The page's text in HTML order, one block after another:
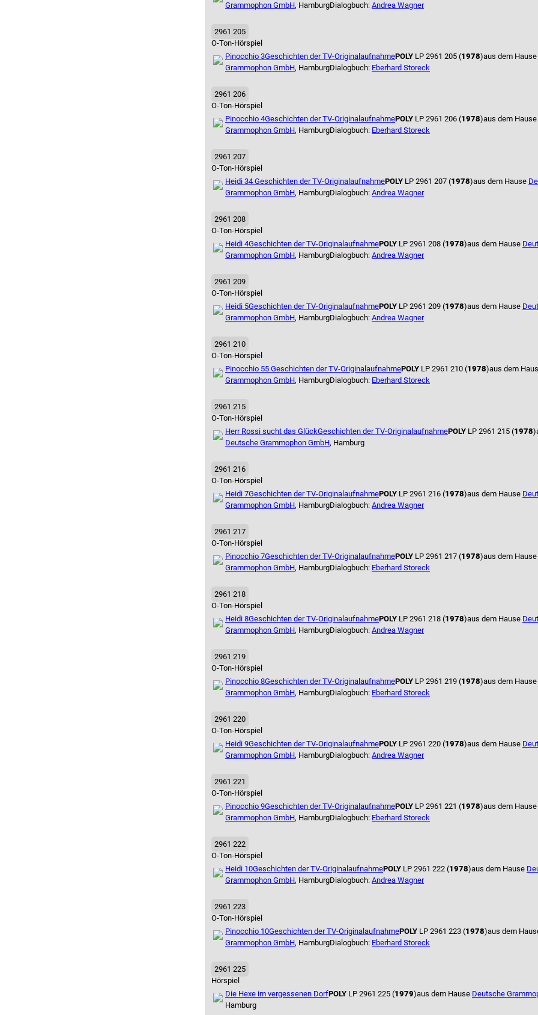
Grammophon GmbH, HamburgDialogbuch: Andrea Wagner
2961 205
O-Ton-Hörspiel
Pinocchio 3Geschichten der TV-OriginalaufnahmePOLY LP 2961 205 (1978)aus dem Hause
Grammophon GmbH, HamburgDialogbuch: Eberhard Storeck
2961 206
O-Ton-Hörspiel
Pinocchio 4Geschichten der TV-OriginalaufnahmePOLY LP 2961 206 (1978)aus dem Hause
Grammophon GmbH, HamburgDialogbuch: Eberhard Storeck
2961 207
O-Ton-Hörspiel
Heidi 34 Geschichten der TV-OriginalaufnahmePOLY LP 2961 207 (1978)aus dem Hause
Grammophon GmbH, HamburgDialogbuch: Andrea Wagner
2961 208
O-Ton-Hörspiel
Heidi 4Geschichten der TV-OriginalaufnahmePOLY LP 2961 208 (1978)aus dem Hause
Grammophon GmbH, HamburgDialogbuch: Andrea Wagner
2961 209
O-Ton-Hörspiel
Heidi 5Geschichten der TV-OriginalaufnahmePOLY LP 2961 209 (1978)aus dem Hause
Grammophon GmbH, HamburgDialogbuch: Andrea Wagner
2961 210
O-Ton-Hörspiel
Pinocchio 55 Geschichten der TV-OriginalaufnahmePOLY LP 2961 210 (1978)aus dem
Grammophon GmbH, HamburgDialogbuch: Eberhard Storeck
2961 215
O-Ton-Hörspiel
Herr Rossi sucht das GlückGeschichten der TV-OriginalaufnahmePOLY LP 2961 215 (1978)
Deutsche Grammophon GmbH, Hamburg
2961 216
O-Ton-Hörspiel
Heidi 7Geschichten der TV-OriginalaufnahmePOLY LP 2961 216 (1978)aus dem Hause
Grammophon GmbH, HamburgDialogbuch: Andrea Wagner
2961 217
O-Ton-Hörspiel
Pinocchio 7Geschichten der TV-OriginalaufnahmePOLY LP 2961 217 (1978)aus dem Hause
Grammophon GmbH, HamburgDialogbuch: Eberhard Storeck
2961 218
O-Ton-Hörspiel
Heidi 8Geschichten der TV-OriginalaufnahmePOLY LP 2961 218 (1978)aus dem Hause
Grammophon GmbH, HamburgDialogbuch: Andrea Wagner
2961 219
O-Ton-Hörspiel
Pinocchio 8Geschichten der TV-OriginalaufnahmePOLY LP 2961 219 (1978)aus dem Hause
Grammophon GmbH, HamburgDialogbuch: Eberhard Storeck
2961 220
O-Ton-Hörspiel
Heidi 9Geschichten der TV-OriginalaufnahmePOLY LP 2961 220 (1978)aus dem Hause
Grammophon GmbH, HamburgDialogbuch: Andrea Wagner
2961 221
O-Ton-Hörspiel
Pinocchio 9Geschichten der TV-OriginalaufnahmePOLY LP 2961 221 (1978)aus dem Hause
Grammophon GmbH, HamburgDialogbuch: Eberhard Storeck
2961 222
O-Ton-Hörspiel
Heidi 10Geschichten der TV-OriginalaufnahmePOLY LP 2961 222 (1978)aus dem Hause
Grammophon GmbH, HamburgDialogbuch: Andrea Wagner
2961 223
O-Ton-Hörspiel
Pinocchio 10Geschichten der TV-OriginalaufnahmePOLY LP 2961 223 (1978)aus dem
Grammophon GmbH, HamburgDialogbuch: Eberhard Storeck
2961 225
Hörspiel
Die Hexe im vergessenen DorfPOLY LP 2961 225 (1979)aus dem Hause Deutsche
Hamburg